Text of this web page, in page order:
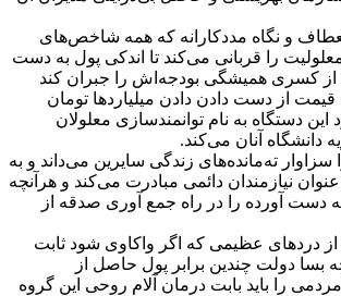
و نگاه مددکارانه که همه شاخص‌های
معلولیت را قربانی می‌کند تا اندکی پول به دست
از کسری همیشگی‌ بودجه‌اش را جبران کند
قیمت از دست دادن دادن میلیاردها تومان
این دستگاه به نام توانمند‌سازی معلولان
آنان می‌کند‌.
ته‌مانده‌‌های‌ زندگی سایرین می‌داند و به
نیازمندان دائمی مبادرت می‌کند و هرآنچه
دست آورده را در راه جمع ‌آوری صدقه از
از دردهای عظیمی که اگر واکاوی شود ثابت
بسا دولت چندین برابر پول حاصل از
را باید بابت درمان آلام ‌روحی این گروه